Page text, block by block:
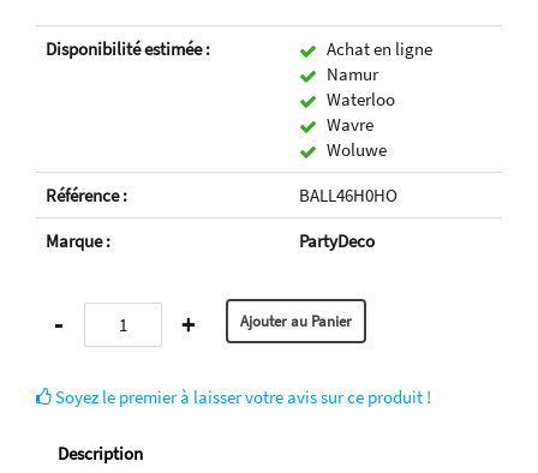
Disponibilité estimée :
Achat en ligne
Namur
Waterloo
Wavre
Woluwe
Référence :
BALL46H0HO
Marque :
PartyDeco
- +
Soyez le premier à laisser votre avis sur ce produit !
Description